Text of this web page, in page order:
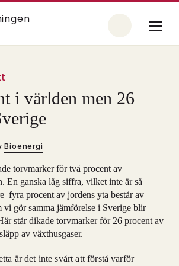
i världen men 26
Bioenergi
torvmarker för två procent av
En ganska låg siffra, vilket inte är så
procent av jordens yta består av
vi gör samma jämförelse i Sverige blir
står dikade torvmarker för 26 procent av
av växthusgaser.
är det inte svårt att förstå varför